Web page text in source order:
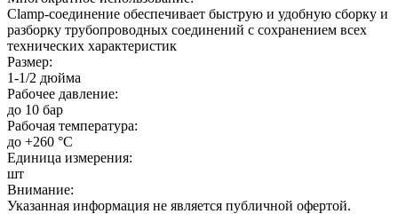
Clamp-соединение обеспечивает быструю и удобную сборку и
разборку трубопроводных соединений с сохранением всех
технических характеристик
Размер:
1-1/2 дюйма
Рабочее давление:
до 10 бар
Рабочая температура:
до +260 °С
Единица измерения:
шт
Внимание:
Указанная информация не является публичной офертой.